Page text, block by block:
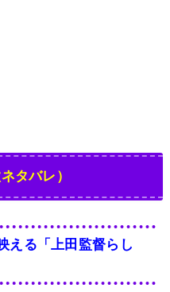
タバレ）
える「上田監督らし